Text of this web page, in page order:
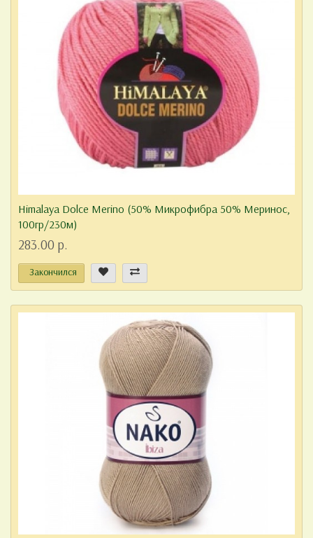
Himalaya Dolce Merino (50% Микрофибра 50% Меринос,
100гр/230м)
283.00 р.
Закончился